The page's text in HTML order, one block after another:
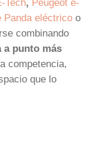
Tech, Peugeot e-
Panda eléctrico o
combinando
a punto más
competencia,
que lo